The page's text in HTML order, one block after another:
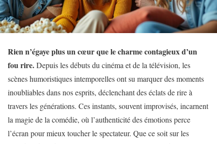
Rien n’égaye plus un cœur que le charme contagieux d’un
fou rire.Depuis les débuts du cinéma et de la télévision, les
scènes humoristiques intemporelles ont su marquer des moments
inoubliables dans nos esprits, déclenchant des éclats de rire à
travers les générations. Ces instants, souvent improvisés, incarnent
la magie de la comédie, où l’authenticité des émotions perce
l’écran pour mieux toucher le spectateur. Que ce soit sur les